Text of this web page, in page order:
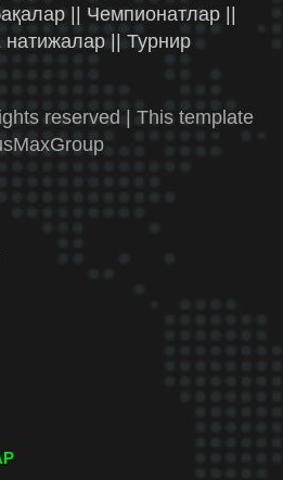
|| Чемпионатлар ||
|| Турнир
reserved | This template